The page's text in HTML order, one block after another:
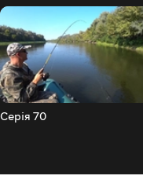
Серія 70